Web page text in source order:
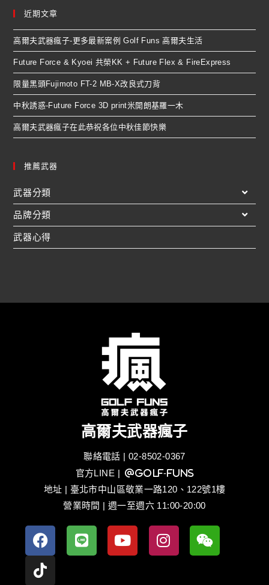
近期文章
高爾夫武器瘋子-更多最新案例 Golf Funs 高爾夫生活
Future Force & Kyoei 共榮KK + Future Flex & FireExpress
限量黑頭Fujimoto FT-2 MB-X改良式刀背
中秋誘惑-Future Force 3D print米開朗基羅一木
高爾夫武器瘋子在此恭祝各位中秋佳節快樂
推薦武器
武器分類
品牌分類
武器心得
高爾夫武器瘋子
聯絡電話 | 02-8502-0367
官方LINE | @golf-funs
地址 | 臺北市中山區敬業一路120、122號1樓
營業時間 | 週一至週六 11:00-20:00